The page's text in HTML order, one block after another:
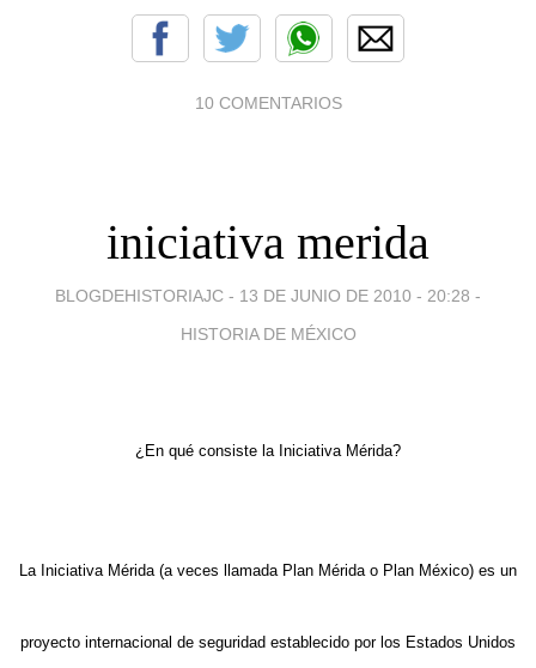
10 COMENTARIOS
iniciativa merida
BLOGDEHISTORIAJC - 13 DE JUNIO DE 2010 - 20:28 -
HISTORIA DE MÉXICO
¿En qué consiste la Iniciativa Mérida?
La Iniciativa Mérida (a veces llamada Plan Mérida o Plan México) es un
proyecto internacional de seguridad establecido por los Estados Unidos